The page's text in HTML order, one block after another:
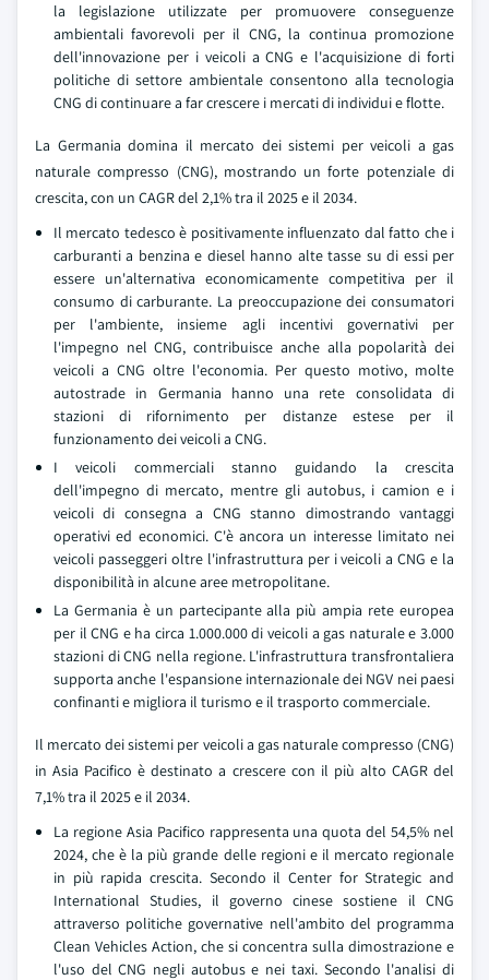
la legislazione utilizzate per promuovere conseguenze
ambientali favorevoli per il CNG, la continua promozione
dell'innovazione per i veicoli a CNG e l'acquisizione di forti
politiche di settore ambientale consentono alla tecnologia
CNG di continuare a far crescere i mercati di individui e flotte.
La Germania domina il mercato dei sistemi per veicoli a gas
naturale compresso (CNG), mostrando un forte potenziale di
crescita, con un CAGR del 2,1% tra il 2025 e il 2034.
Il mercato tedesco è positivamente influenzato dal fatto che i
carburanti a benzina e diesel hanno alte tasse su di essi per
essere un'alternativa economicamente competitiva per il
consumo di carburante. La preoccupazione dei consumatori
per l'ambiente, insieme agli incentivi governativi per
l'impegno nel CNG, contribuisce anche alla popolarità dei
veicoli a CNG oltre l'economia. Per questo motivo, molte
autostrade in Germania hanno una rete consolidata di
stazioni di rifornimento per distanze estese per il
funzionamento dei veicoli a CNG.
I veicoli commerciali stanno guidando la crescita
dell'impegno di mercato, mentre gli autobus, i camion e i
veicoli di consegna a CNG stanno dimostrando vantaggi
operativi ed economici. C'è ancora un interesse limitato nei
veicoli passeggeri oltre l'infrastruttura per i veicoli a CNG e la
disponibilità in alcune aree metropolitane.
La Germania è un partecipante alla più ampia rete europea
per il CNG e ha circa 1.000.000 di veicoli a gas naturale e 3.000
stazioni di CNG nella regione. L'infrastruttura transfrontaliera
supporta anche l'espansione internazionale dei NGV nei paesi
confinanti e migliora il turismo e il trasporto commerciale.
Il mercato dei sistemi per veicoli a gas naturale compresso (CNG)
in Asia Pacifico è destinato a crescere con il più alto CAGR del
7,1% tra il 2025 e il 2034.
La regione Asia Pacifico rappresenta una quota del 54,5% nel
2024, che è la più grande delle regioni e il mercato regionale
in più rapida crescita. Secondo il Center for Strategic and
International Studies, il governo cinese sostiene il CNG
attraverso politiche governative nell'ambito del programma
Clean Vehicles Action, che si concentra sulla dimostrazione e
l'uso del CNG negli autobus e nei taxi. Secondo l'analisi di